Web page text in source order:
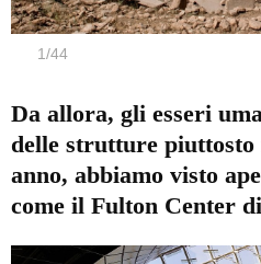
1/44
Da allora, gli esseri
delle strutture piuttosto
anno, abbiamo visto
come il Fulton Center